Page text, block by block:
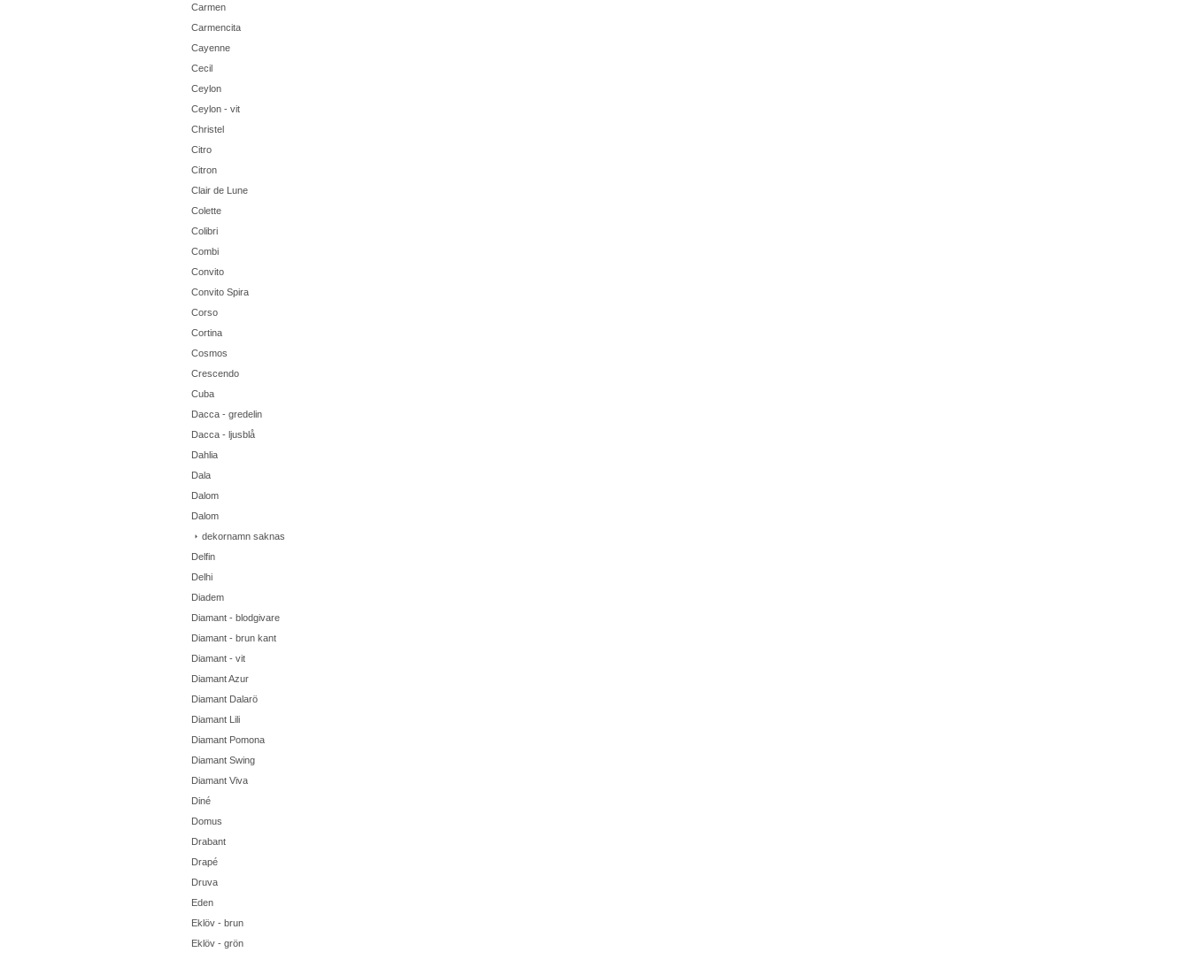
Carmen
Carmencita
Cayenne
Cecil
Ceylon
Ceylon - vit
Christel
Citro
Citron
Clair de Lune
Colette
Colibri
Combi
Convito
Convito Spira
Corso
Cortina
Cosmos
Crescendo
Cuba
Dacca - gredelin
Dacca - ljusblå
Dahlia
Dala
Dalom
Dalom
dekornamn saknas
Delfin
Delhi
Diadem
Diamant - blodgivare
Diamant - brun kant
Diamant - vit
Diamant Azur
Diamant Dalarö
Diamant Lili
Diamant Pomona
Diamant Swing
Diamant Viva
Diné
Domus
Drabant
Drapé
Druva
Eden
Eklöv - brun
Eklöv - grön